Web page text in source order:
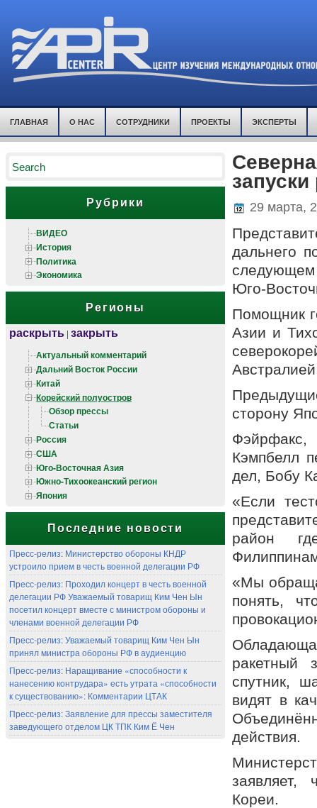
ГЛАВНАЯ О НАС СОТРУДНИКИ ПРОЕКТЫ ЭКСПЕРТЫ
Рубрики
ВИДЕО
История
Политика
Экономика
Регионы
раскрыть | закрыть
Актуальный комментарий
Дальний Восток России
Китай
Корейский полуостров
Обзор прессы
Статьи
Россия
США
Юго-Восточная Азия
Южно-Тихоокеанский регион
Япония
Последние новости
Пресс-релиз: Министерство обороны КНДР
устроило прием в честь военной делегации РФ
Пресс-релиз: Проходил концерт в честь военной
делегации РФ Уважаемый товарищ Ким Чен Ын
посетил концерт вместе с министром обороны и
членами военной делегации РФ
Пресс-релиз: Уважаемый товарищ Ким Чен Ын
принял министра обороны РФ в аудиенцию
Пресс-релиз: Наращивание «способности к
нанесению контрудара» есть утрата «способности
к существованию»: Комментарии ЦТАК
Пресс-релиз: Заявление для прессы заместителя
заведующего отделом ЦК ТПК Ким Ё Чен
29 марта,
дальнего
Юго-
Помощник
Азии и
сторону
Кэмпбелл
дел, Бобу
«Если
район
«Мы
понять,
ракетный
спутник,
видят в
действия.
заявляет,
Кореи.